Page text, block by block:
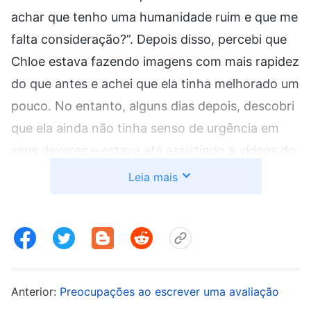
achar que tenho uma humanidade ruim e que me
falta consideração?”. Depois disso, percebi que
Chloe estava fazendo imagens com mais rapidez
do que antes e achei que ela tinha melhorado um
pouco. No entanto, alguns dias depois, descobri
que ela ainda não tinha senso de urgência em
seus deveres e estava até assistindo a vídeos do
mundo não crente. Também reclamava com
fácil assim! Todas nós acabamos de começar a
Leia mais
Anterior: Preocupações ao escrever uma avaliação